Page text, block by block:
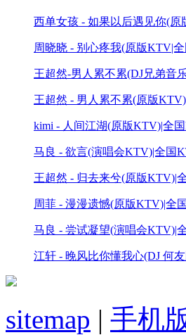
西单女孩 - 如果以后遇见你(
周晓晓 - 别心疼我(原版KTV|
王超然-男人累不累(DJ兄弟音
王超然 - 男人累不累(原版
kimi - 人间江湖(原版KTV)|全
马良 - 欲言(演唱会KTV)|全国
王超然 - 归去来兮(原版KTV)|
周菲 - 漫漫遗憾(原版KTV)|全
马良 - 尝试凝望(演唱会KTV)|
江轩 - 晚风比你懂我心(DJ 何
sitemap | 手机